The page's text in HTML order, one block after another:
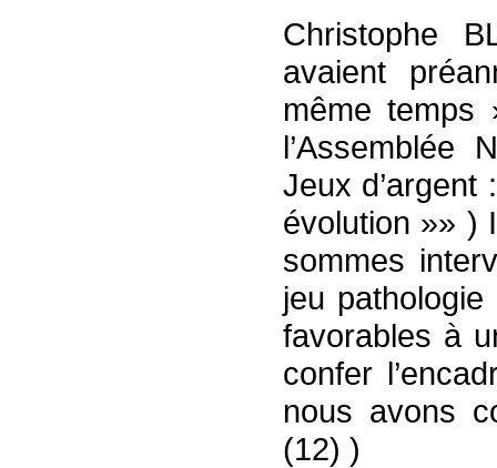
Christophe
avaient
même temps
l’Assemblée
Jeux d’argent
évolution »» )
sommes
jeu
favorables à
confer
nous avons
(12) )